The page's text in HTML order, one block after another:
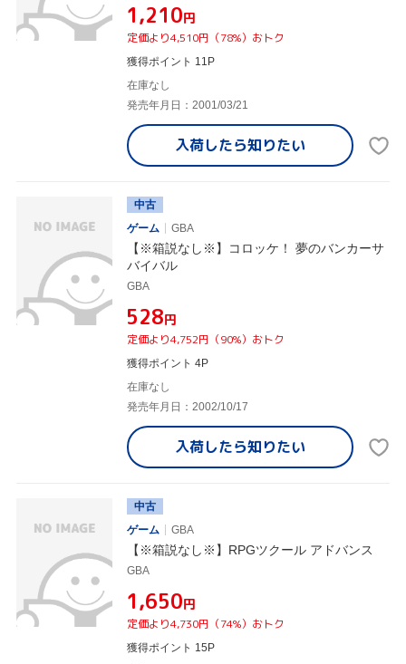
¥1,210円
定価より4,510円（78%）おトク
獲得ポイント 11P
在庫なし
発売年月日：2001/03/21
入荷したら知りたい
中古
ゲーム
GBA
【※箱説なし※】コロッケ！ 夢のバンカーサ
バイバル
GBA
¥528円
定価より4,752円（90%）おトク
獲得ポイント 4P
在庫なし
発売年月日：2002/10/17
入荷したら知りたい
中古
ゲーム
GBA
【※箱説なし※】RPGツクール アドバンス
GBA
¥1,650円
定価より4,730円（74%）おトク
獲得ポイント 15P